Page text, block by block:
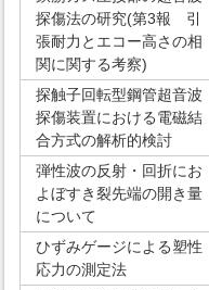
探傷法の研究(第3報 引
張耐力とエコー高さの相
関に関する考察)
探触子回転型鋼管超音波
探傷装置における電磁結
合方式の解析的検討
弾性波の反射・回折にお
よぼすき裂先端の開き量
について
ひずみゲージによる塑性
応力の測定法